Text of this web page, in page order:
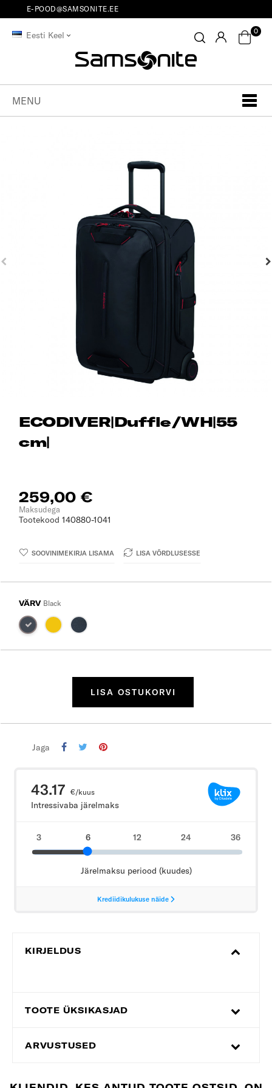
E-POOD@SAMSONITE.EE
Eesti Keel 0
MENU
ECODIVER|Duffle/WH|55
cm|
259,00 €
Maksudega
Tootekood 140880-1041
SOOVINIMEKIRJA LISAMA LISA VÕRDLUSESSE
VÄRV Black
LISA OSTUKORVI
Jaga
KIRJELDUS
TOOTE ÜKSIKASJAD
ARVUSTUSED